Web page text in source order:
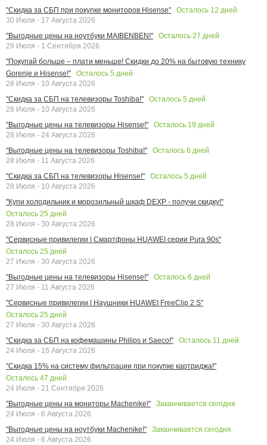
"Скидка за СБП при покупке мониторов Hisense"
Осталось 12 дней
30 Июля - 17 Августа 2026
"Выгодные цены на ноутбуки MAIBENBEN!"
Осталось 27 дней
29 Июля - 1 Сентября 2026
"Покупай больше – плати меньше! Скидки до 20% на бытовую технику
Gorenje и Hisense!"
Осталось 5 дней
28 Июля - 10 Августа 2026
"Скидка за СБП на телевизоры Toshiba!"
Осталось 5 дней
28 Июля - 10 Августа 2026
"Выгодные цены на телевизоры Hisense!"
Осталось 19 дней
28 Июля - 24 Августа 2026
"Выгодные цены на телевизоры Toshiba!"
Осталось 6 дней
28 Июля - 11 Августа 2026
"Скидка за СБП на телевизоры Hisense!"
Осталось 5 дней
28 Июля - 10 Августа 2026
"Купи холодильник и морозильный шкаф DEXP - получи скидку!"
Осталось 25 дней
28 Июля - 30 Августа 2026
"Сервисные привилегии | Смартфоны HUAWEI серии Pura 90s"
Осталось 25 дней
27 Июля - 30 Августа 2026
"Выгодные цены на телевизоры Hisense!"
Осталось 6 дней
27 Июля - 11 Августа 2026
"Сервисные привилегии | Наушники HUAWEI FreeClip 2 S"
Осталось 25 дней
27 Июля - 30 Августа 2026
"Скидка за СБП на кофемашины Philips и Saeco!"
Осталось 11 дней
24 Июля - 16 Августа 2026
"Скидка 15% на систему фильтрации при покупке картриджа!"
Осталось 47 дней
24 Июля - 21 Сентября 2026
"Выгодные цены на мониторы Machenike!"
Заканчивается сегодня
24 Июля - 6 Августа 2026
"Выгодные цены на ноутбуки Machenike!"
Заканчивается сегодня
24 Июля - 6 Августа 2026